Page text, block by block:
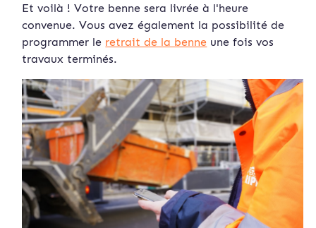
Et voilà ! Votre benne sera livrée à l'heure
convenue. Vous avez également la possibilité de
programmer le retrait de la benne une fois vos
travaux terminés.